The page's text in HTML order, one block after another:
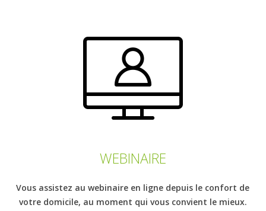
WEBINAIRE
Vous assistez au webinaire en ligne depuis le confort de
votre domicile, au moment qui vous convient le mieux.